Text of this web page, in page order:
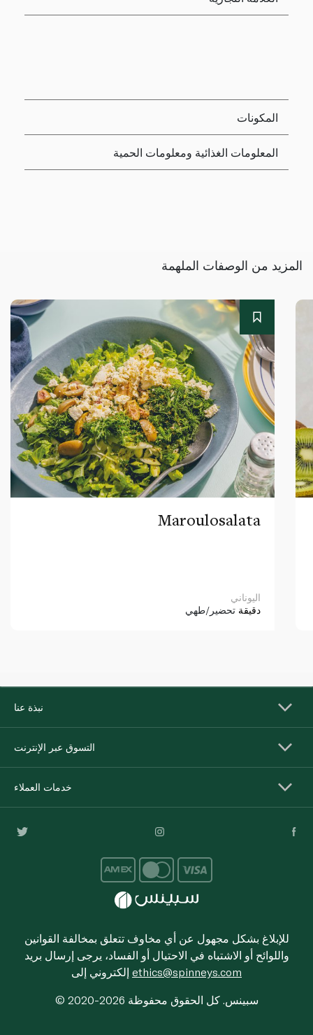
المكونات
المعلومات الغذائية ومعلومات الحمية
المزيد من الوصفات الملهمة
Maroulosalata
اليوناني
دقيقة تحضير/طهي
نبذة عنا
التسوق عبر الإنترنت
خدمات العملاء
للإبلاغ بشكل مجهول عن أي مخاوف تتعلق بمخالفة القوانين
واللوائح أو الاشتباه في الاحتيال أو الفساد، يرجى إرسال بريد
ethics@spinneys.com
© 2020-2026 سبينس. كل الحقوق محفوظة